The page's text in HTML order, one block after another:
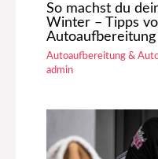
So machst du
Winter – Tipps
Autoaufbereitung &
admin